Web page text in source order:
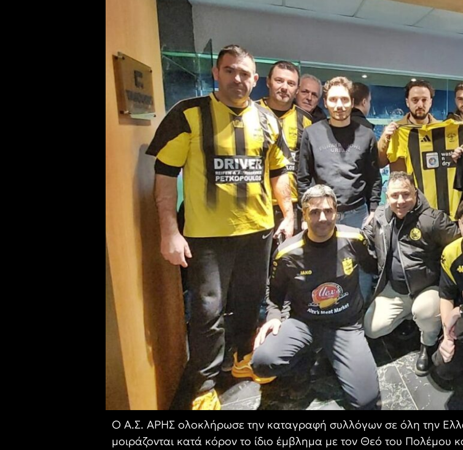
Ο Α.Σ. ΑΡΗΣ ολοκλήρωσε την καταγραφή συλλόγων σε όλη την
μοιράζονται κατά κόρον το ίδιο έμβλημα με τον Θεό του Πολέμου